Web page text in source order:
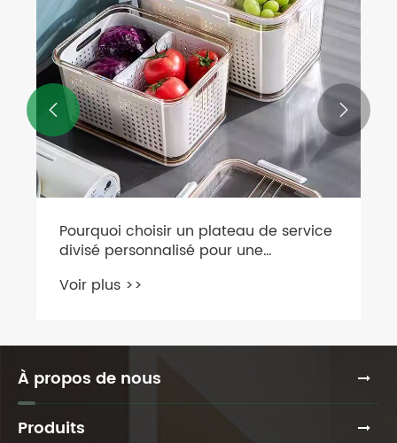
Pourquoi choisir un plateau de service
divisé personnalisé pour une
Voir plus >>
 
À propos de nous
Produits